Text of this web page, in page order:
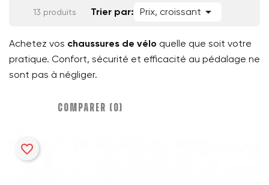
13 produits Trier par: Prix, croissant 
Achetez vos chaussures de vélo quelle que soit votre
pratique. Confort, sécurité et efficacité au pédalage ne
sont pas à négliger.
COMPARER (0)‎
favorite_border